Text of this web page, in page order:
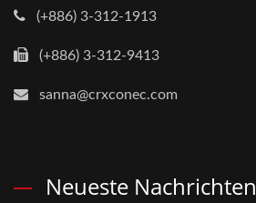
(+886) 3-312-1913
(+886) 3-312-9413
sanna@crxconec.com
Neueste Nachrichten